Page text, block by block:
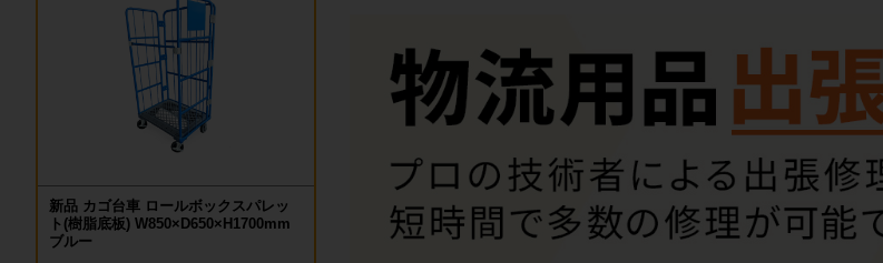
新品 カゴ台車 ロールボックスパレッ
ト(樹脂底板) W850×D650×H1700mm
ブルー